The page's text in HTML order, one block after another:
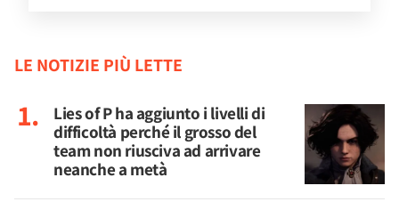
LE NOTIZIE PIÙ LETTE
Lies of P ha aggiunto i livelli di
difficoltà perché il grosso del
team non riusciva ad arrivare
neanche a metà